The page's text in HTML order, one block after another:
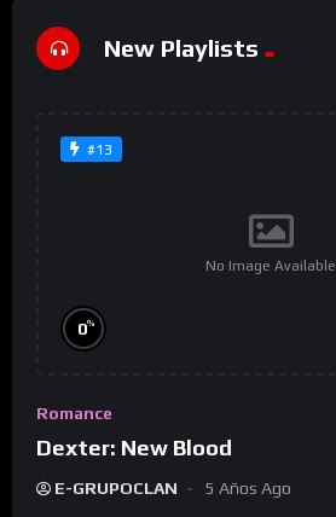
New Playlists
#13
No Image Available
0%
Romance
Dexter: New Blood
E-GRUPOCLAN 5 Años Ago